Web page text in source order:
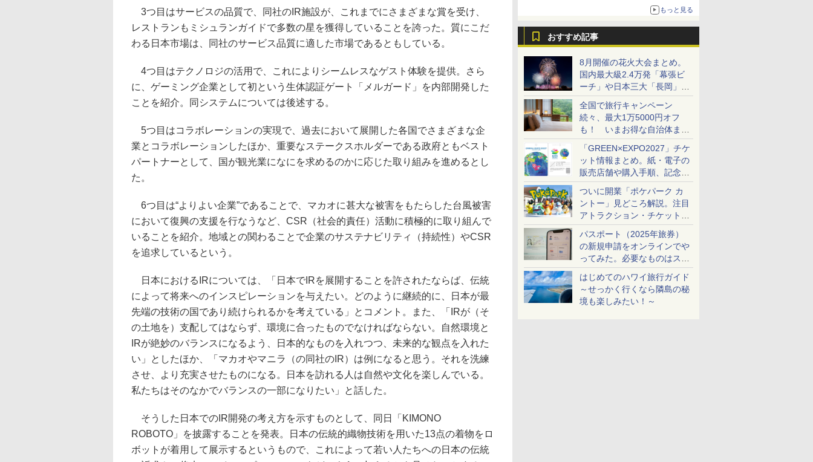
もっと見る
おすすめ記事
8月開催の花火大会まとめ。
国内最大級2.4万発「幕張ビ
ーチ」や日本三大「長岡」な
ど大型イベント目白押し！
全国で旅行キャンペーン
続々、最大1万5000円オフ
も！ いまお得な自治体まと
め
「GREEN×EXPO2027」チケ
ット情報まとめ。紙・電子の
販売店舗や購入手順、記念チ
ケットも解説
ついに開業「ポケパーク カ
ントー」見どころ解説。注目
アトラクション・チケット手
配・来場前に必要な準備は？
パスポート（2025年旅券）
の新規申請をオンラインでや
ってみた。必要なものはスマ
ホとマイナカードのみ
はじめてのハワイ旅行ガイド
～せっかく行くなら隣島の秘
境も楽しみたい！～
3つ目はサービスの品質で、同社のIR施設が、これまでにさまざまな賞を受け、
レストランもミシュランガイドで多数の星を獲得していることを誇った。質にこだ
わる日本市場は、同社のサービス品質に適した市場であるともしている。
4つ目はテクノロジの活用で、これによりシームレスなゲスト体験を提供。さら
に、ゲーミング企業として初という生体認証ゲート「メルガード」を内部開発した
ことを紹介。同システムについては後述する。
5つ目はコラボレーションの実現で、過去において展開した各国でさまざまな企
業とコラボレーションしたほか、重要なステークスホルダーである政府ともベスト
パートナーとして、国が観光業になにを求めるのかに応じた取り組みを進めるとし
た。
6つ目は“よりよい企業”であることで、マカオに甚大な被害をもたらした台風被害
において復興の支援を行なうなど、CSR（社会的責任）活動に積極的に取り組んで
いることを紹介。地域との関わることで企業のサステナビリティ（持続性）やCSR
を追求しているという。
日本におけるIRについては、「日本でIRを展開することを許されたならば、伝統
によって将来へのインスピレーションを与えたい。どのように継続的に、日本が最
先端の技術の国であり続けられるかを考えている」とコメント。また、「IRが（そ
の土地を）支配してはならず、環境に合ったものでなければならない。自然環境と
IRが絶妙のバランスになるよう、日本的なものを入れつつ、未来的な観点を入れた
い」としたほか、「マカオやマニラ（の同社のIR）は例になると思う。それを洗練
させ、より充実させたものになる。日本を訪れる人は自然や文化を楽しんでいる。
私たちはそのなかでバランスの一部になりたい」と話した。
そうした日本でのIR開発の考え方を示すものとして、同日「KIMONO
ROBOTO」を披露することを発表。日本の伝統的織物技術を用いた13点の着物をロ
ボットが着用して展示するというもので、これによって若い人たちへの日本の伝統